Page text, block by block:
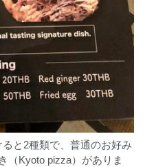
と2種類で、普通のお好み
（Kyoto pizza）がありま